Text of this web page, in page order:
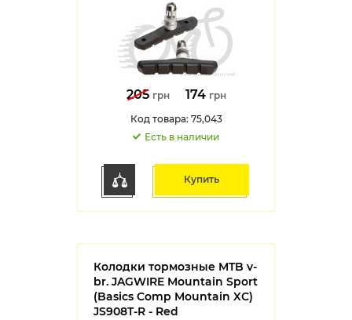
205 грн 174 грн
Код товара: 75,043
Есть в наличии
Купить
Колодки тормозные MTB v-
br. JAGWIRE Mountain Sport
(Basics Comp Mountain XC)
JS908T-R - Red